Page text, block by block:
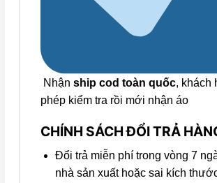
Nhận ship cod toàn quốc, khách
phép kiểm tra rồi mới nhận áo
CHÍNH SÁCH ĐỔI TRẢ
Đổi trả miễn phí trong vòng 7
nhà sản xuất hoặc sai kích